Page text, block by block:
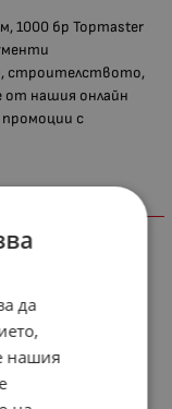
1000 бр Topmaster
строителството,
нашия онлайн
промоции с
всички такери с
показаната
да
нашия